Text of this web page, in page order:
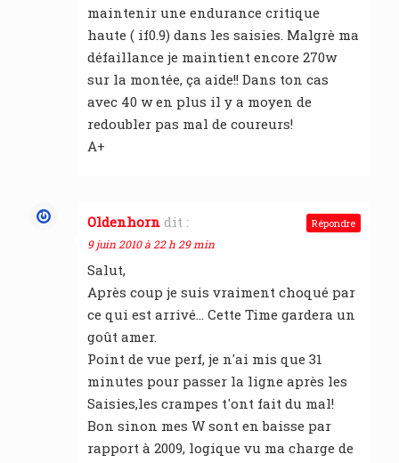
maintenir une endurance critique
haute ( if0.9) dans les saisies. Malgrè ma
défaillance je maintient encore 270w
sur la montée, ça aide!! Dans ton cas
avec 40 w en plus il y a moyen de
redoubler pas mal de coureurs!
A+
Oldenhorn dit :
9 juin 2010 à 22 h 29 min
Salut,
Après coup je suis vraiment choqué par
ce qui est arrivé… Cette Time gardera un
goût amer.
Point de vue perf, je n'ai mis que 31
minutes pour passer la ligne après les
Saisies,les crampes t'ont fait du mal!
Bon sinon mes W sont en baisse par
rapport à 2009, logique vu ma charge de
Répondre